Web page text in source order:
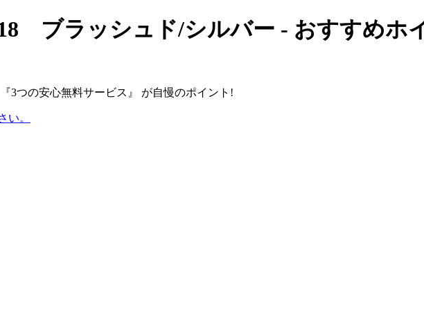
ブラッシュド/シルバー - おすすめホ
3つの安心無料サービス』 が自慢のポイント!